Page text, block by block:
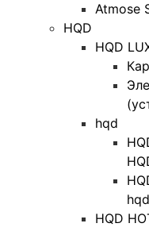
Atmose
HQD
HQD
hqd
HQD